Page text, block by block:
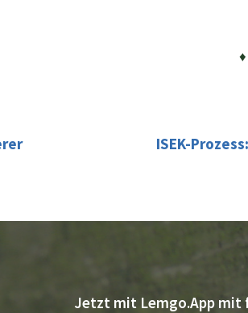
ISEK-
Jetzt mit Lemgo.App mit